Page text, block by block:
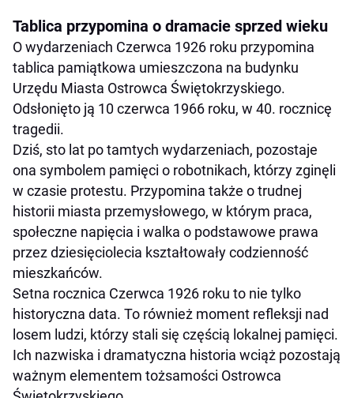
Tablica przypomina o dramacie sprzed wieku
O wydarzeniach Czerwca 1926 roku przypomina
tablica pamiątkowa umieszczona na budynku
Urzędu Miasta Ostrowca Świętokrzyskiego.
Odsłonięto ją 10 czerwca 1966 roku, w 40. rocznicę
tragedii.
Dziś, sto lat po tamtych wydarzeniach, pozostaje
ona symbolem pamięci o robotnikach, którzy zginęli
w czasie protestu. Przypomina także o trudnej
historii miasta przemysłowego, w którym praca,
społeczne napięcia i walka o podstawowe prawa
przez dziesięciolecia kształtowały codzienność
mieszkańców.
Setna rocznica Czerwca 1926 roku to nie tylko
historyczna data. To również moment refleksji nad
losem ludzi, którzy stali się częścią lokalnej pamięci.
Ich nazwiska i dramatyczna historia wciąż pozostają
ważnym elementem tożsamości Ostrowca